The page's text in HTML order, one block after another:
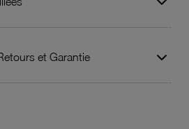
et Garantie